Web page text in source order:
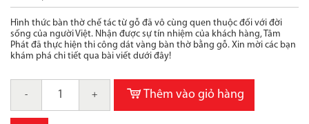
Hình thức bàn thờ chế tác từ gỗ đã vô cùng quen thuộc đối với đời
sống của người Việt. Nhận được sự tín nhiệm của khách hàng, Tâm
Phát đã thực hiện thi công dát vàng bàn thờ bằng gỗ. Xin mời các bạn
khám phá chi tiết qua bài viết dưới đây!
- + Thêm vào giỏ hàng